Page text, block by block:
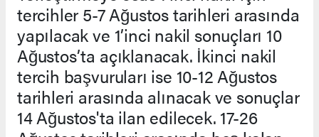
tercihler 5-7 Ağustos tarihleri arasında
yapılacak ve 1’inci nakil sonuçları 10
Ağustos’ta açıklanacak. İkinci nakil
tercih başvuruları ise 10-12 Ağustos
tarihleri arasında alınacak ve sonuçlar
14 Ağustos'ta ilan edilecek. 17-26